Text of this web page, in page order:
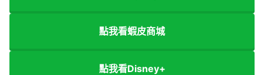
點我看蝦皮商城
點我看Disney+